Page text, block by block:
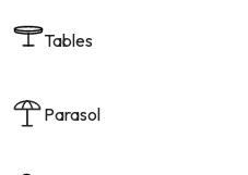
Tables
Parasol